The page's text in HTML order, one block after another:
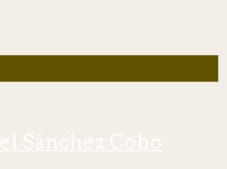
Sánchez Cobo